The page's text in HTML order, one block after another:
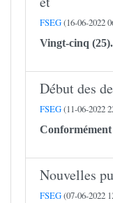
FSEG(16-06-2022
Vingt-cinq
Début des
FSEG(11-06-2022
Nouvelles
FSEG(07-06-2022